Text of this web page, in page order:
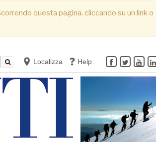
questa pagina, cliccando su un link o
Localizza Help